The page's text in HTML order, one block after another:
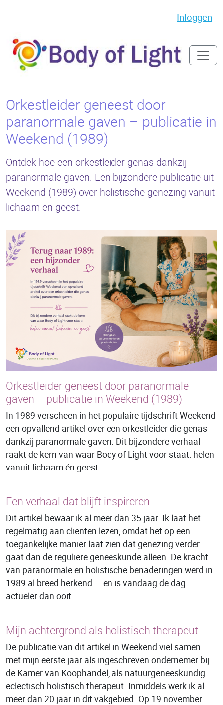
Inloggen
Orkestleider geneest door
paranormale gaven – publicatie in
Weekend (1989)
Ontdek hoe een orkestleider genas dankzij
paranormale gaven. Een bijzondere publicatie uit
Weekend (1989) over holistische genezing vanuit
lichaam en geest.
Orkestleider geneest door paranormale
gaven – publicatie in Weekend (1989)
In 1989 verscheen in het populaire tijdschrift Weekend
een opvallend artikel over een orkestleider die genas
dankzij paranormale gaven. Dit bijzondere verhaal
raakt de kern van waar Body of Light voor staat: helen
vanuit lichaam én geest.
Een verhaal dat blijft inspireren
Dit artikel bewaar ik al meer dan 35 jaar. Ik laat het
regelmatig aan cliënten lezen, omdat het op een
toegankelijke manier laat zien dat genezing verder
gaat dan de reguliere geneeskunde alleen. De kracht
van paranormale en holistische benaderingen werd in
1989 al breed herkend — en is vandaag de dag
actueler dan ooit.
Mijn achtergrond als holistisch therapeut
De publicatie van dit artikel in Weekend viel samen
met mijn eerste jaar als ingeschreven ondernemer bij
de Kamer van Koophandel, als natuurgeneeskundig
eclectisch holistisch therapeut. Inmiddels werk ik al
meer dan 20 jaar in dit vakgebied. Op 19 november